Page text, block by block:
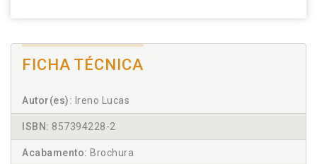
FICHA TÉCNICA
Autor(es): Ireno Lucas
ISBN: 857394228-2
Acabamento: Brochura